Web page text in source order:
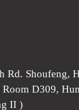
Rd. Shoufeng,
D309,
II )